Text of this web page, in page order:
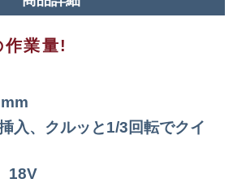
作業量!
入、クルッと1/3回転でクイ
18V